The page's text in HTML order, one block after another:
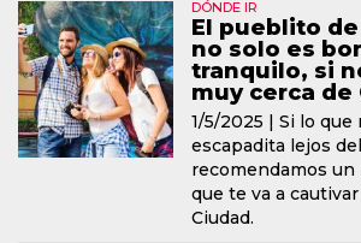
DÓNDE IR
El pueblito
no solo es
tranquilo, si
muy cerca de
1/5/2025 |Si lo que
escapadita lejos
recomendamos
que te va a
Ciudad.